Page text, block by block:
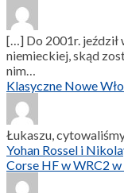
[…] Do 2001r. jeździł
niemieckiej, skąd
nim…
Klasyczne Nowe
Łukaszu,
Yohan Rossel i
Corse HF w WRC2